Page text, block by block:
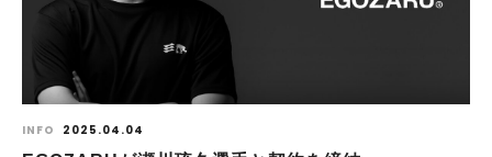
INFO 2025.04.04